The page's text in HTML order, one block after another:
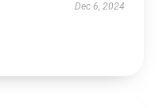
Dec 6, 2024